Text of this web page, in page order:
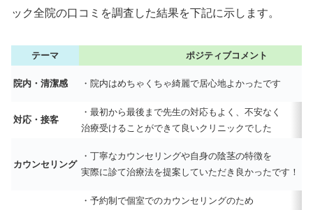
ック全院の口コミを調査した結果を下記に示します。
テーマ ポジティブコメント
院内・清潔感 ・院内はめちゃくちゃ綺麗で居心地よかったです
対応・接客
・最初から最後まで先生の対応もよく、不安なく
治療受けることができて良いクリニックでした
カウンセリング
・丁寧なカウンセリングや自身の陰茎の特徴を
実際に診て治療法を提案していただき良かったです！
・予約制で個室でのカウンセリングのため